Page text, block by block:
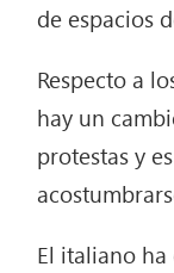
de espacios
Respecto a
hay un
protestas y
El italiano